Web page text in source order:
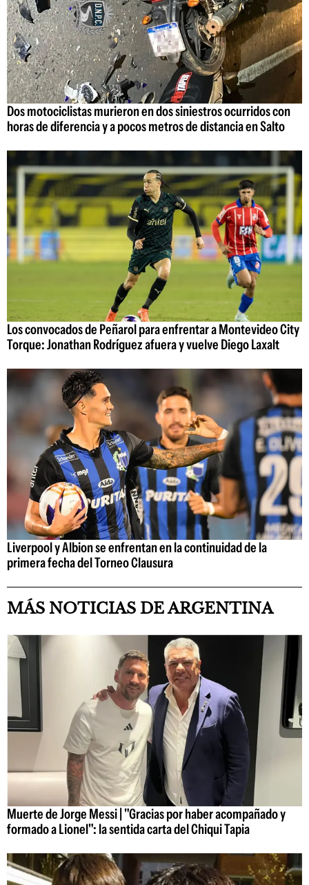
Dos motociclistas murieron en dos siniestros ocurridos con
horas de diferencia y a pocos metros de distancia en Salto
Los convocados de Peñarol para enfrentar a Montevideo City
Torque: Jonathan Rodríguez afuera y vuelve Diego Laxalt
Liverpool y Albion se enfrentan en la continuidad de la
primera fecha del Torneo Clausura
MÁS NOTICIAS DE ARGENTINA
Muerte de Jorge Messi | "Gracias por haber acompañado y
formado a Lionel": la sentida carta del Chiqui Tapia